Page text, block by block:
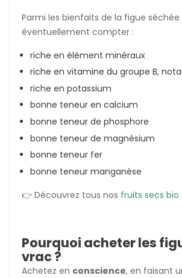
Parmi les bienfaits de la figue
éventuellement compter :
riche en élément minéraux
riche en vitamine du groupe B,
riche en potassium
bonne teneur en calcium
bonne teneur de phosphore
bonne teneur de magnésium
bonne teneur fer
bonne teneur manganèse
👉 Découvrez tous nos fruits secs bio
Pourquoi acheter les
vrac ?
Achetez en conscience, en faisant